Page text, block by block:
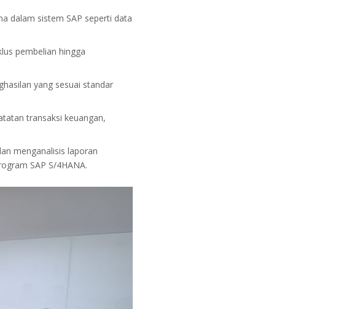
dalam sistem SAP seperti data
pembelian hingga
yang sesuai standar
transaksi keuangan,
menganalisis laporan
SAP S/4HANA.